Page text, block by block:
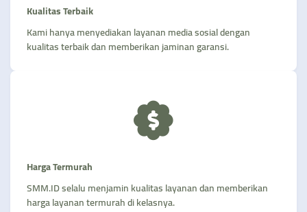
Kualitas Terbaik
Kami hanya menyediakan layanan media sosial dengan
kualitas terbaik dan memberikan jaminan garansi.
Harga Termurah
SMM.ID selalu menjamin kualitas layanan dan memberikan
harga layanan termurah di kelasnya.